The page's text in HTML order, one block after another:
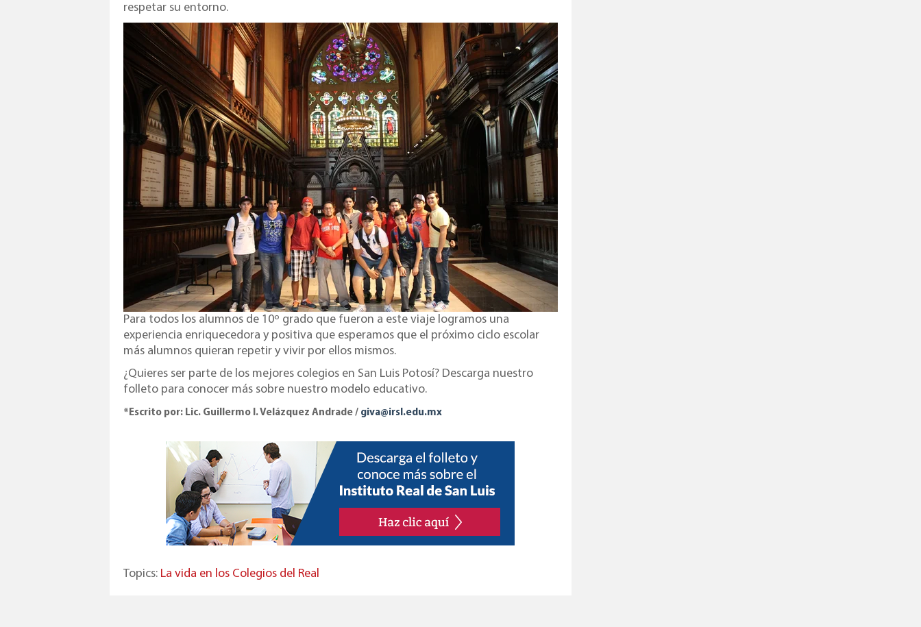
respetar su entorno.
Para todos los alumnos de 10º grado que fueron a este viaje logramos una
experiencia enriquecedora y positiva que esperamos que el próximo ciclo escolar
más alumnos quieran repetir y vivir por ellos mismos.
¿Quieres ser parte de los mejores colegios en San Luis Potosí? Descarga nuestro
folleto para conocer más sobre nuestro modelo educativo.
*Escrito por: Lic. Guillermo I. Velázquez Andrade / giva@irsl.edu.mx
Topics: La vida en los Colegios del Real